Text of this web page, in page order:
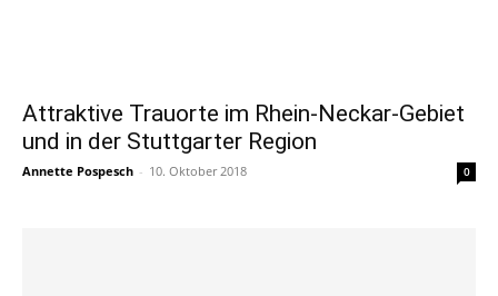
Attraktive Trauorte im Rhein-Neckar-Gebiet
und in der Stuttgarter Region
Annette Pospesch - 10. Oktober 2018 0